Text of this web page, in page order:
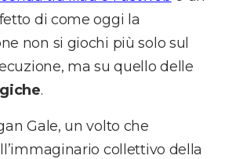
di come oggi la
non si giochi più solo sul
ma su quello delle
.
Gale, un volto che
collettivo della